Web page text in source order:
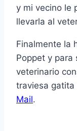
y mi vecino le
llevarla al
Finalmente la
Poppet y para
veterinario
traviesa gatita
Mail.